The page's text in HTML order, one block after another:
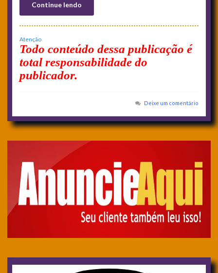
Continue lendo
Atenção
Todo conteúdo dessa publicação é
total responsabilidade do
publicador.
Deixe um comentário